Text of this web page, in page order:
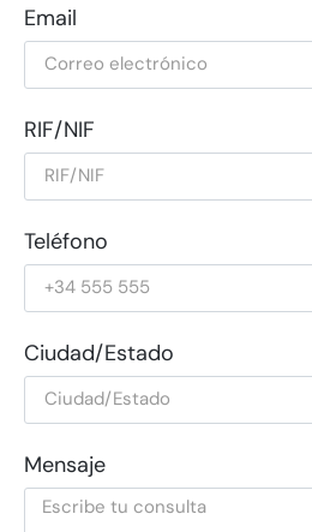
Email
RIF/NIF
Teléfono
Ciudad/Estado
Mensaje